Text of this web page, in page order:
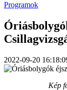
Programok
2022-09-20
Kép